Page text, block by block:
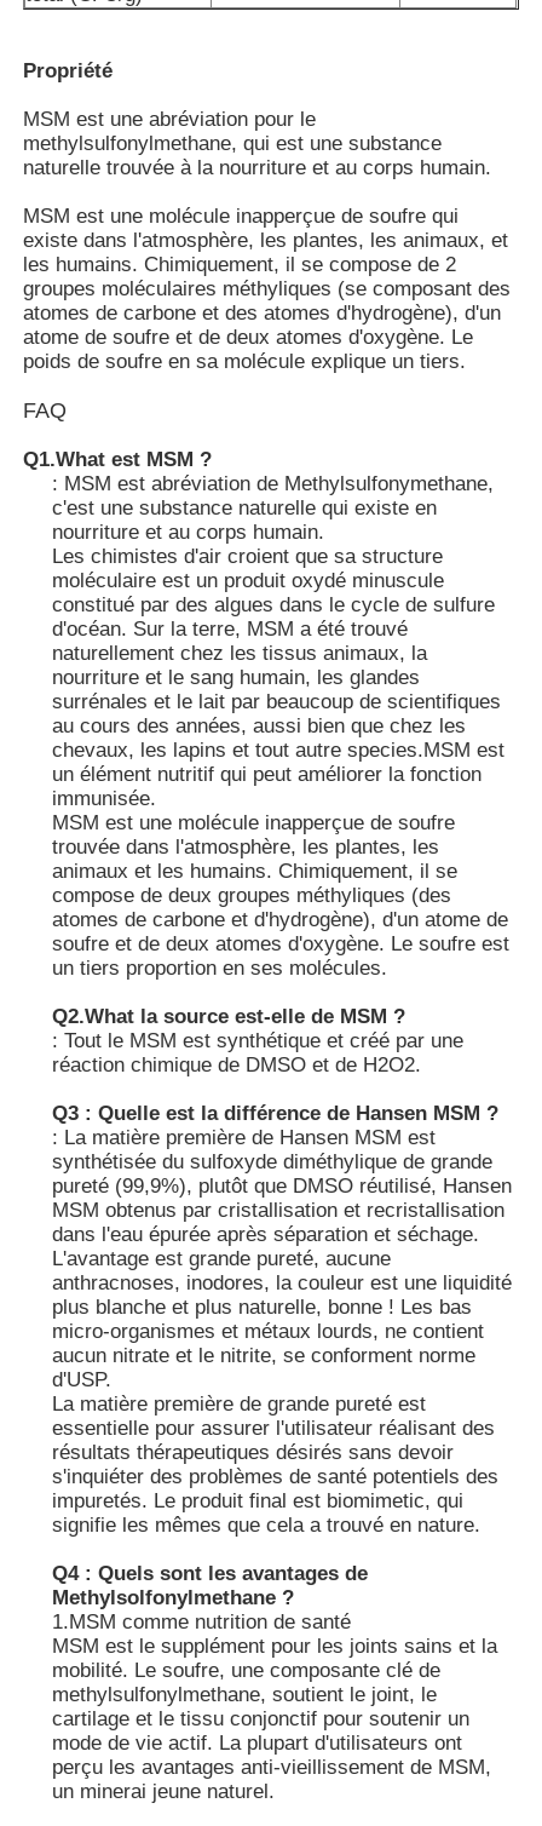
MSM en gros
Sulfoxyde diméthylique de DMSO
Supplément de MSM
Chondroïtine de glucosamine de MSM
Supplément de joint de MSM pour des chevaux
Poudre de cheveux de MSM
Soufre organique de MSM
Cristaux purs de MSM
Propriété
MSM est une abréviation pour le
methylsulfonylmethane, qui est une substance
naturelle trouvée à la nourriture et au corps humain.
MSM est une molécule inapperçue de soufre qui
existe dans l'atmosphère, les plantes, les animaux, et
les humains. Chimiquement, il se compose de 2
groupes moléculaires méthyliques (se composant des
atomes de carbone et des atomes d'hydrogène), d'un
atome de soufre et de deux atomes d'oxygène. Le
poids de soufre en sa molécule explique un tiers.
FAQ
Q1.What est MSM ?
: MSM est abréviation de Methylsulfonymethane,
c'est une substance naturelle qui existe en
nourriture et au corps humain.
Les chimistes d'air croient que sa structure
moléculaire est un produit oxydé minuscule
constitué par des algues dans le cycle de sulfure
d'océan. Sur la terre, MSM a été trouvé
naturellement chez les tissus animaux, la
nourriture et le sang humain, les glandes
surrénales et le lait par beaucoup de scientifiques
au cours des années, aussi bien que chez les
chevaux, les lapins et tout autre species.MSM est
un élément nutritif qui peut améliorer la fonction
immunisée.
MSM est une molécule inapperçue de soufre
trouvée dans l'atmosphère, les plantes, les
animaux et les humains. Chimiquement, il se
compose de deux groupes méthyliques (des
atomes de carbone et d'hydrogène), d'un atome de
soufre et de deux atomes d'oxygène. Le soufre est
un tiers proportion en ses molécules.
Q2.What la source est-elle de MSM ?
: Tout le MSM est synthétique et créé par une
réaction chimique de DMSO et de H2O2.
Q3 : Quelle est la différence de Hansen MSM ?
: La matière première de Hansen MSM est
synthétisée du sulfoxyde diméthylique de grande
pureté (99,9%), plutôt que DMSO réutilisé, Hansen
MSM obtenus par cristallisation et recristallisation
dans l'eau épurée après séparation et séchage.
L'avantage est grande pureté, aucune
anthracnoses, inodores, la couleur est une liquidité
plus blanche et plus naturelle, bonne ! Les bas
micro-organismes et métaux lourds, ne contient
aucun nitrate et le nitrite, se conforment norme
d'USP.
La matière première de grande pureté est
essentielle pour assurer l'utilisateur réalisant des
résultats thérapeutiques désirés sans devoir
s'inquiéter des problèmes de santé potentiels des
impuretés. Le produit final est biomimetic, qui
signifie les mêmes que cela a trouvé en nature.
Q4 : Quels sont les avantages de
Methylsolfonylmethane ?
1.MSM comme nutrition de santé
MSM est le supplément pour les joints sains et la
mobilité. Le soufre, une composante clé de
methylsulfonylmethane, soutient le joint, le
cartilage et le tissu conjonctif pour soutenir un
mode de vie actif. La plupart d'utilisateurs ont
perçu les avantages anti-vieillissement de MSM,
un minerai jeune naturel.